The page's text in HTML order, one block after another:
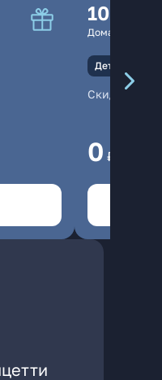
100
Домашний
Детали
Скидка
0 ₽/мес